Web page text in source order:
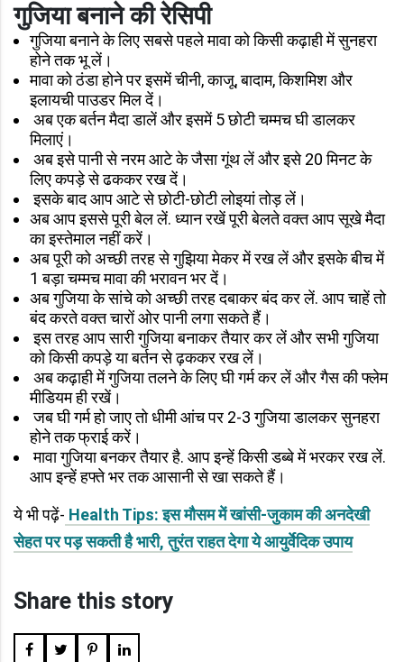
गुजिया बनाने की रेसिपी
गुजिया बनाने के लिए सबसे पहले मावा को किसी कढ़ाही में सुनहरा
होने तक भू लें।
मावा को ठंडा होने पर इसमें चीनी, काजू, बादाम, किशमिश और
इलायची पाउडर मिल दें।
अब एक बर्तन मैदा डालें और इसमें 5 छोटी चम्मच घी डालकर
मिलाएं।
अब इसे पानी से नरम आटे के जैसा गूंथ लें और इसे 20 मिनट के
लिए कपड़े से ढककर रख दें।
इसके बाद आप आटे से छोटी-छोटी लोइयां तोड़ लें।
अब आप इससे पूरी बेल लें. ध्यान रखें पूरी बेलते वक्त आप सूखे मैदा
का इस्तेमाल नहीं करें।
अब पूरी को अच्छी तरह से गुझिया मेकर में रख लें और इसके बीच में
1 बड़ा चम्मच मावा की भरावन भर दें।
अब गुजिया के सांचे को अच्छी तरह दबाकर बंद कर लें. आप चाहें तो
बंद करते वक्त चारों ओर पानी लगा सकते हैं।
इस तरह आप सारी गुजिया बनाकर तैयार कर लें और सभी गुजिया
को किसी कपड़े या बर्तन से ढ़ककर रख लें।
अब कढ़ाही में गुजिया तलने के लिए घी गर्म कर लें और गैस की फ्लेम
मीडियम ही रखें।
जब घी गर्म हो जाए तो धीमी आंच पर 2-3 गुजिया डालकर सुनहरा
होने तक फ्राई करें।
मावा गुजिया बनकर तैयार है. आप इन्हें किसी डब्बे में भरकर रख लें.
आप इन्हें हफ्ते भर तक आसानी से खा सकते हैं।
ये भी पढ़ें- Health Tips: इस मौसम में खांसी-जुकाम की अनदेखी
सेहत पर पड़ सकती है भारी, तुरंत राहत देगा ये आयुर्वेदिक उपाय
Share this story